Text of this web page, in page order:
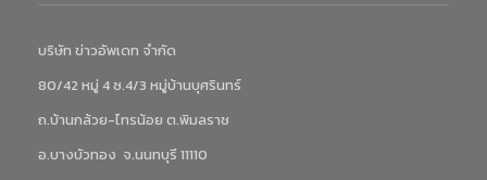
บริษัท ข่าวอัพเดท จำกัด
80/42 หมู่ 4 ซ.4/3 หมู่บ้านบุศรินทร์
ถ.บ้านกล้วย-ไทรน้อย ต.พิมลราช
อ.บางบัวทอง จ.นนทบุรี 11110